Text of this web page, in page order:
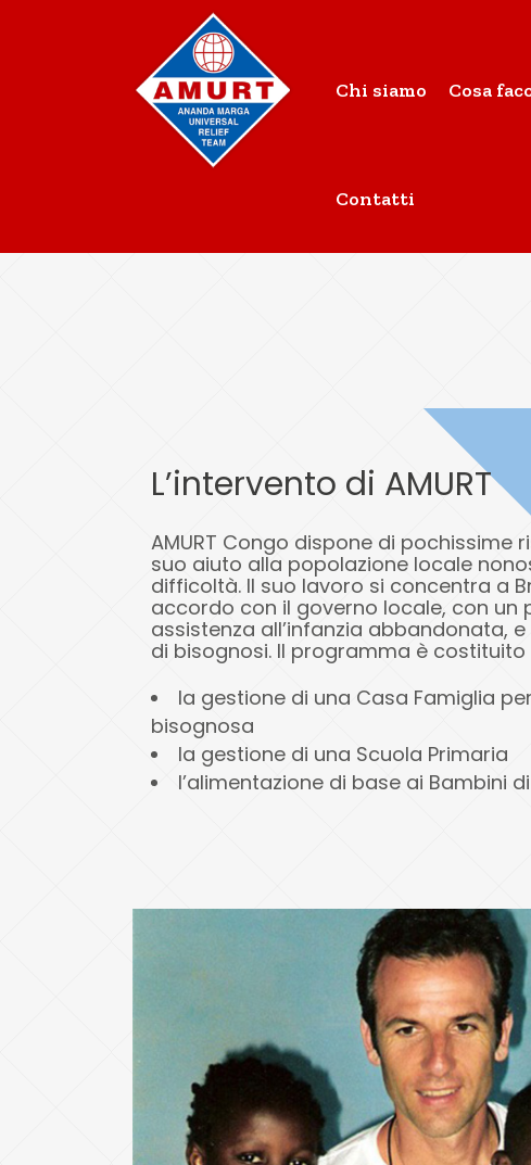
Chi siamo Cosa
Contatti
L’intervento di AMURT
AMURT Congo dispone di pochissime
suo aiuto alla popolazione locale
difficoltà. Il suo lavoro si concentra a
accordo con il governo locale, con un
assistenza all’infanzia abbandonata,
di bisognosi. Il programma è
la gestione di una Casa Famiglia
bisognosa
la gestione di una Scuola Primaria
l’alimentazione di base ai Bambini